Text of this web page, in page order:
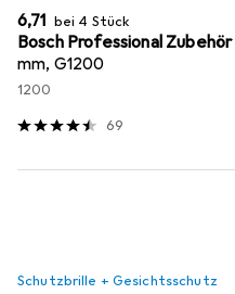
EUR
6,71 bei 4 Stück
Bosch Professional Zubehör
mm, G1200
1200
69
Schutzbrille + Gesichtsschutz